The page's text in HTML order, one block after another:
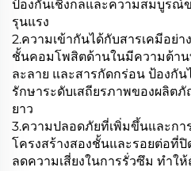
ป้องกันเชิงกลและความสมบูร
รุนแรง
2.ความเข้ากันได้กับสารเคมีอย่า
ชั้นคอมโพสิตด้านในมีความต้าน
ละลาย และสารกัดกร่อน ป้องกั
รักษาระดับเสถียรภาพของผลิต
ยาว
3.ความปลอดภัยที่เพิ่มขึ้นและกา
โครงสร้างสองชั้นและรอยต่อที่
ลดความเสี่ยงในการรั่วซึม ทำให้